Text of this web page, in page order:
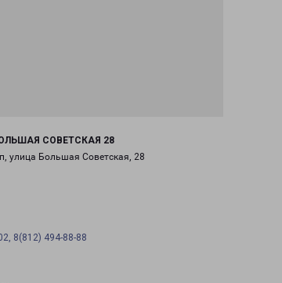
СОВЕТСКАЯ 28
улица Большая Советская, 28
8(812) 494-88-88